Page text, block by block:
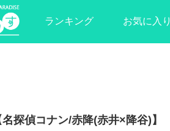
ランキング お気に入り
探偵コナン/赤降(赤井×降谷)】